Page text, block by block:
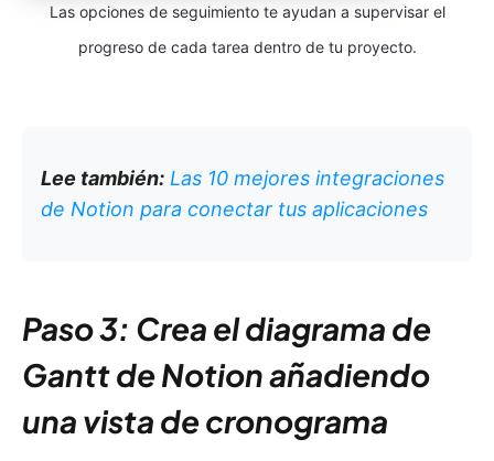
Las opciones de seguimiento te ayudan a supervisar el
progreso de cada tarea dentro de tu proyecto.
Lee también: Las 10 mejores integraciones
de Notion para conectar tus aplicaciones
Paso 3: Crea el diagrama de
Gantt de Notion añadiendo
una vista de cronograma